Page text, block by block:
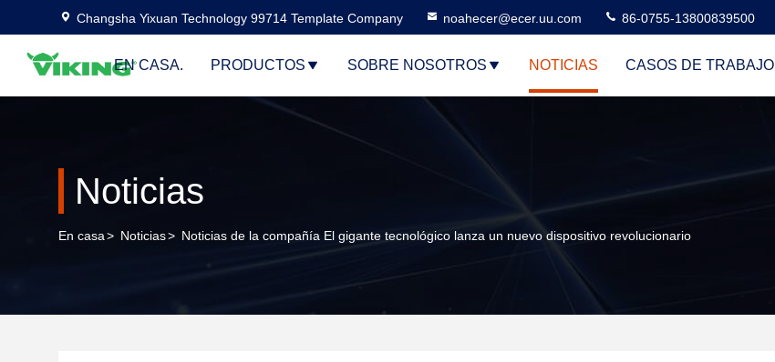
Changsha Yixuan Technology 99714 Template Company noahecer@ecer.uu.com 86-0755-13800839500
EN CASA. PRODUCTOS SOBRE NOSOTROS NOTICIAS CASOS DE TRABAJO
Noticias
En casa> Noticias> Noticias de la compañía El gigante tecnológico lanza un nuevo dispositivo revolucionario